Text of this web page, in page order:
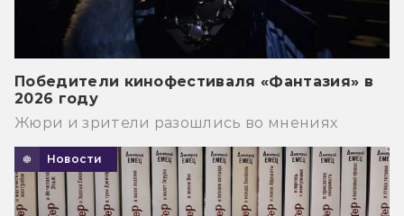
Победители кинофестиваля «Фантазия» в
2026 году
Жюри и зрители разошлись во мнениях
Новости